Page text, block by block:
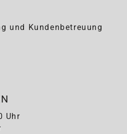
und Kundenbetreuung
Uhr